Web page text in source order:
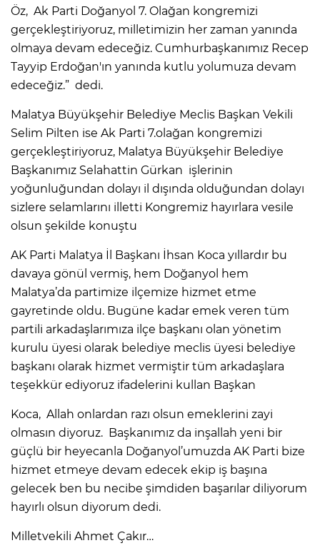
Öz, Ak Parti Doğanyol 7. Olağan kongremizi
gerçekleştiriyoruz, milletimizin her zaman yanında
olmaya devam edeceğiz. Cumhurbaşkanımız Recep
Tayyip Erdoğan'ın yanında kutlu yolumuza devam
edeceğiz.” dedi.
Malatya Büyükşehir Belediye Meclis Başkan Vekili
Selim Pilten ise Ak Parti 7.olağan kongremizi
gerçekleştiriyoruz, Malatya Büyükşehir Belediye
Başkanımız Selahattin Gürkan işlerinin
yoğunluğundan dolayı il dışında olduğundan dolayı
sizlere selamlarını illetti Kongremiz hayırlara vesile
olsun şekilde konuştu
AK Parti Malatya İl Başkanı İhsan Koca yıllardır bu
davaya gönül vermiş, hem Doğanyol hem
Malatya’da partimize ilçemize hizmet etme
gayretinde oldu. Bugüne kadar emek veren tüm
partili arkadaşlarımıza ilçe başkanı olan yönetim
kurulu üyesi olarak belediye meclis üyesi belediye
başkanı olarak hizmet vermiştir tüm arkadaşlara
teşekkür ediyoruz ifadelerini kullan Başkan
Koca, Allah onlardan razı olsun emeklerini zayi
olmasın diyoruz. Başkanımız da inşallah yeni bir
güçlü bir heyecanla Doğanyol’umuzda AK Parti bize
hizmet etmeye devam edecek ekip iş başına
gelecek ben bu necibe şimdiden başarılar diliyorum
hayırlı olsun diyorum dedi.
Milletvekili Ahmet Çakır…